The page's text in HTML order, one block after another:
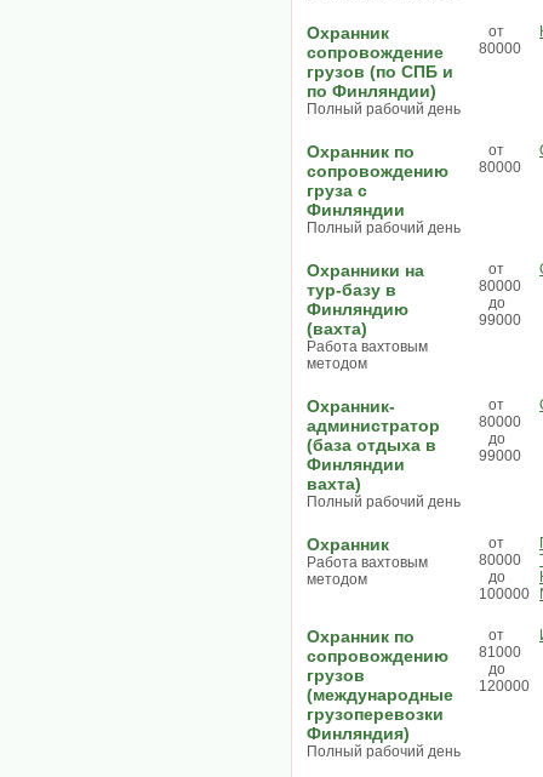
Охранник
сопровождение
грузов (по СПБ и
по Финляндии)
Полный рабочий день
от
80000
Охранник по
сопровождению
груза с
Финляндии
Полный рабочий день
от
80000
Охранники на
тур-базу в
Финляндию
(вахта)
Работа вахтовым
методом
от
80000
до
99000
Охранник-
администратор
(база отдыха в
Финляндии
вахта)
Полный рабочий день
от
80000
до
99000
Охранник
Работа вахтовым
методом
от
80000
до
100000
Охранник по
сопровождению
грузов
(международные
грузоперевозки
Финляндия)
Полный рабочий день
от
81000
до
120000